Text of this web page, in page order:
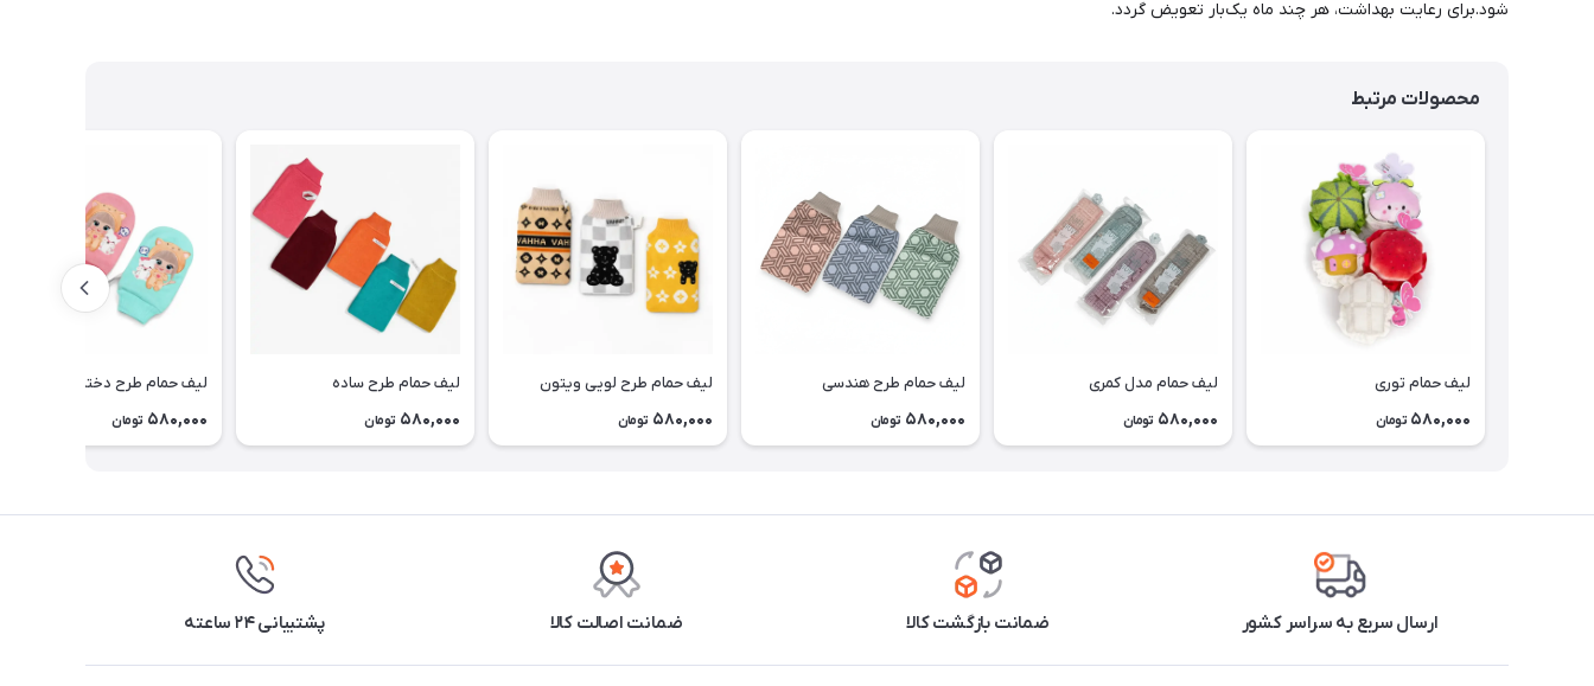
شود.برای رعایت بهداشت، هر چند ماه یک‌بار تعویض گردد.
محصولات مرتبط
لیف حمام توری
580,000 تومان
لیف حمام مدل کمری
580,000 تومان
لیف حمام طرح هندسی
580,000 تومان
لیف حمام طرح لویی ویتون
580,000 تومان
لیف حمام طرح ساده
580,000 تومان
لیف حمام طرح دخترک خندون
580,000 تومان
ارسال سریع به سراسر کشور ضمانت بازگشت کالا ضمانت اصالت کالا پشتیبانی ۲۴ ساعته